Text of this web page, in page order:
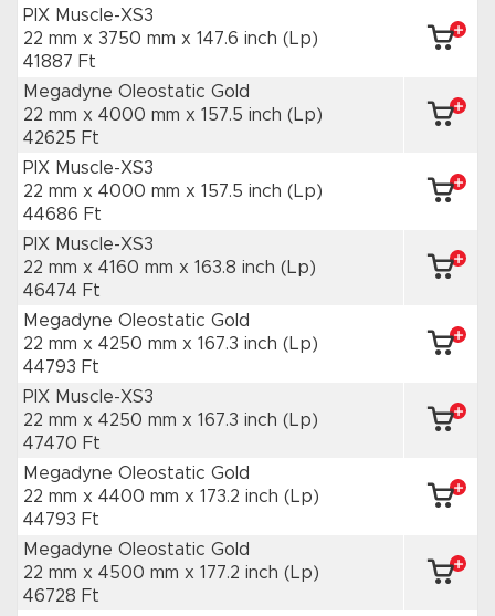
PIX Muscle-XS3
22 mm x 3750 mm x 147.6 inch (Lp)
41887 Ft
Megadyne Oleostatic Gold
22 mm x 4000 mm x 157.5 inch (Lp)
42625 Ft
PIX Muscle-XS3
22 mm x 4000 mm x 157.5 inch (Lp)
44686 Ft
PIX Muscle-XS3
22 mm x 4160 mm x 163.8 inch (Lp)
46474 Ft
Megadyne Oleostatic Gold
22 mm x 4250 mm x 167.3 inch (Lp)
44793 Ft
PIX Muscle-XS3
22 mm x 4250 mm x 167.3 inch (Lp)
47470 Ft
Megadyne Oleostatic Gold
22 mm x 4400 mm x 173.2 inch (Lp)
44793 Ft
Megadyne Oleostatic Gold
22 mm x 4500 mm x 177.2 inch (Lp)
46728 Ft